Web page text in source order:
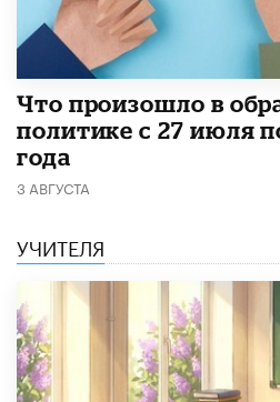
​Что произошло в
политике с 27 июля
года
3 АВГУСТА
УЧИТЕЛЯ